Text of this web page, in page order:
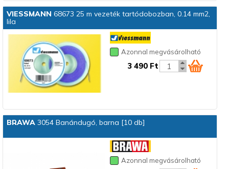
VIESSMANN 68673 25 m vezeték tartódobozban, 0.14 mm2,
lila
Azonnal megvásárolható
3 490 Ft
BRAWA3054 Banándugó, barna [10 db]
Azonnal megvásárolható